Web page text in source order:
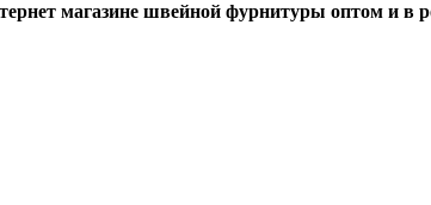
магазине швейной фурнитуры оптом и в